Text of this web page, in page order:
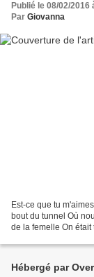
Publié le 08/02/2016
Par Giovanna
Est-ce que tu
bout du tunnel Où
de la femelle On était
Hébergé par